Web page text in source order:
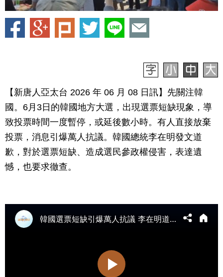
【新唐人亞太台 2026 年 06 月 08 日訊】先關注韓
國。6月3日的韓國地方大選，出現選票短缺現象，導
致投票時間一度暫停，或延後數小時。有人直接放棄
投票，消息引爆萬人抗議。韓國總統李在明發文道
歉，對於選票短缺、造成選民參政權侵害，表達遺
憾，也要求徹查。